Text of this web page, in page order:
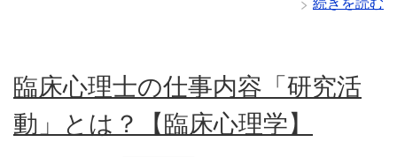
続きを読む
臨床心理士の仕事内容「研究活
動」とは？【臨床心理学】